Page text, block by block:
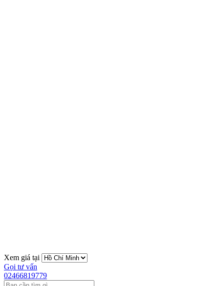
Xem giá tại
Gọi tư vấn
02466819779